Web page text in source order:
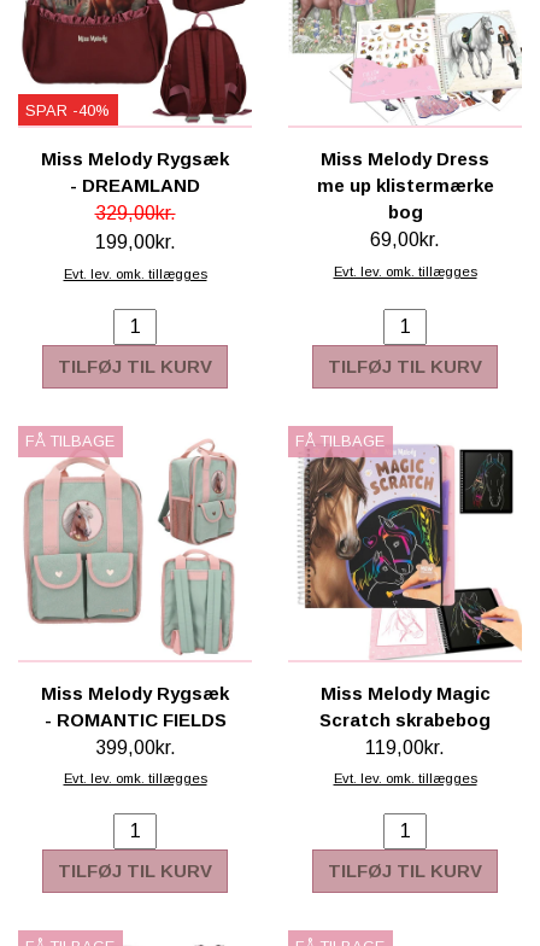
SPAR -40%
Miss Melody Rygsæk
- DREAMLAND
329,00kr.
199,00kr.
Evt. lev. omk. tillægges
TILFØJ TIL KURV
Miss Melody Dress
me up klistermærke
bog
69,00kr.
Evt. lev. omk. tillægges
TILFØJ TIL KURV
FÅ TILBAGE
Miss Melody Rygsæk
- ROMANTIC FIELDS
399,00kr.
Evt. lev. omk. tillægges
TILFØJ TIL KURV
FÅ TILBAGE
Miss Melody Magic
Scratch skrabebog
119,00kr.
Evt. lev. omk. tillægges
TILFØJ TIL KURV